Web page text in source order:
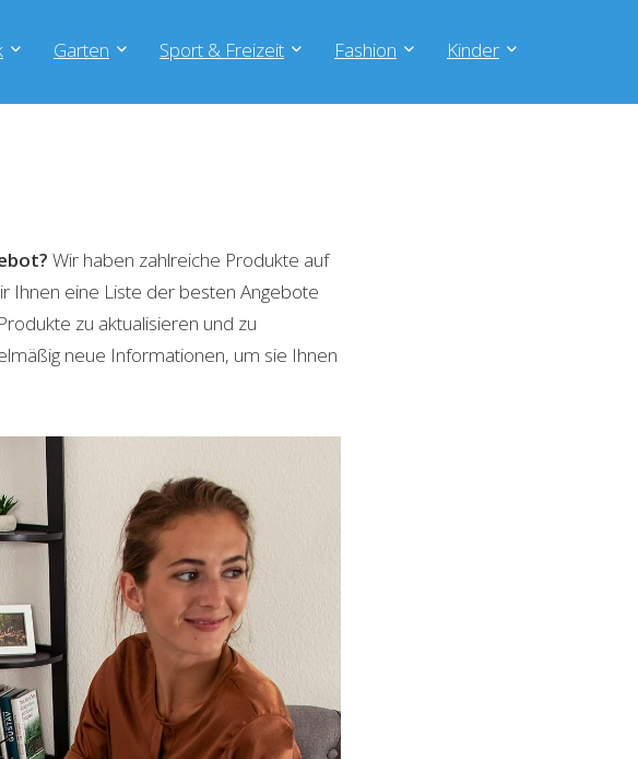
Garten Sport & Freizeit Fashion Kinder
Wir haben zahlreiche Produkte auf
Ihnen eine Liste der besten Angebote
zu aktualisieren und zu
neue Informationen, um sie Ihnen